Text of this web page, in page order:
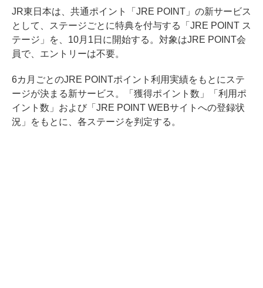
JR東日本は、共通ポイント「JRE POINT」の新サービス
として、ステージごとに特典を付与する「JRE POINT ス
テージ」を、10月1日に開始する。対象はJRE POINT会
員で、エントリーは不要。
6カ月ごとのJRE POINTポイント利用実績をもとにステ
ージが決まる新サービス。「獲得ポイント数」「利用ポ
イント数」および「JRE POINT WEBサイトへの登録状
況」をもとに、各ステージを判定する。